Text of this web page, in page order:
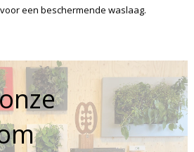
een beschermende waslaag.